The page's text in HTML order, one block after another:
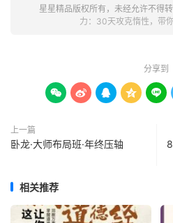
星星精品版权所有，未经允许不得转
力：30天攻克惰性，带
分享到
    
上一篇
卧龙·大师布局班·年终压轴
相关推荐